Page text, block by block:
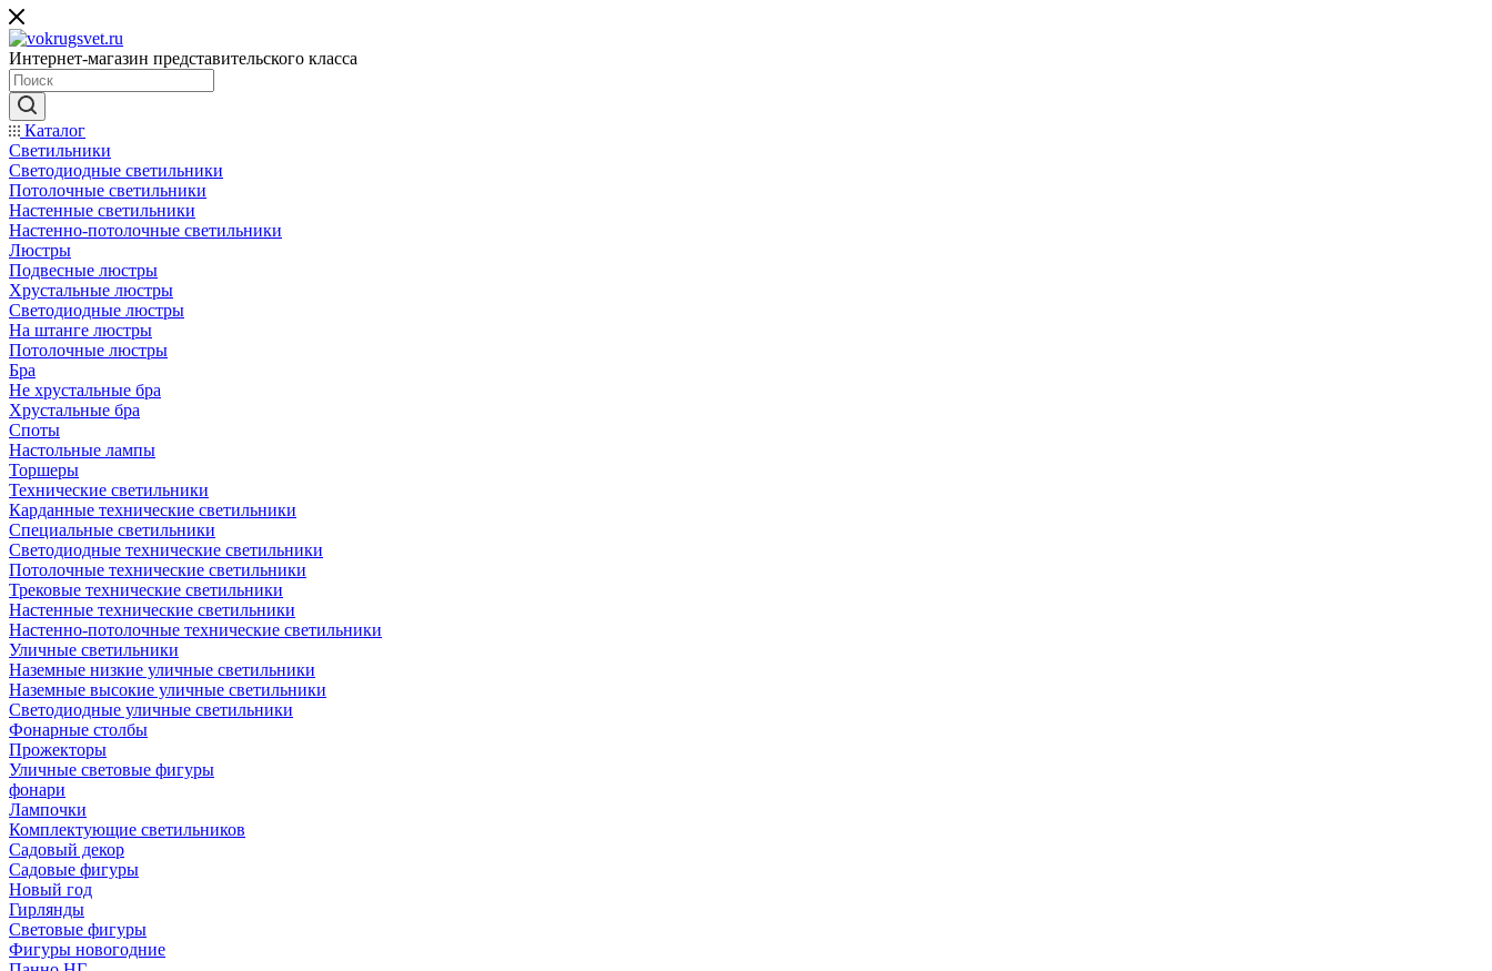
Интернет-магазин представительского класса
Каталог
Светильники
Светодиодные светильники
Потолочные светильники
Настенные светильники
Настенно-потолочные светильники
Люстры
Подвесные люстры
Хрустальные люстры
Светодиодные люстры
На штанге люстры
Потолочные люстры
Бра
Не хрустальные бра
Хрустальные бра
Споты
Настольные лампы
Торшеры
Технические светильники
Карданные технические светильники
Специальные светильники
Светодиодные технические светильники
Потолочные технические светильники
Трековые технические светильники
Настенные технические светильники
Настенно-потолочные технические светильники
Уличные светильники
Наземные низкие уличные светильники
Наземные высокие уличные светильники
Светодиодные уличные светильники
Фонарные столбы
Прожекторы
Уличные световые фигуры
фонари
Лампочки
Комплектующие светильников
Садовый декор
Садовые фигуры
Новый год
Гирлянды
Световые фигуры
Фигуры новогодние